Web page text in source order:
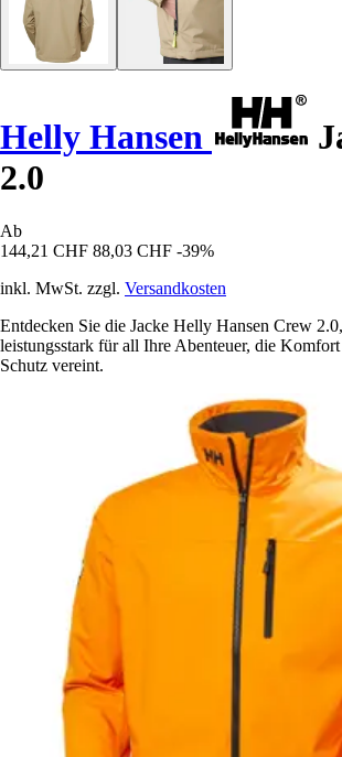
Helly Hansen
2.0
Ab
144,21 CHF 88,03 CHF -39%
inkl. MwSt. zzgl. Versandkosten
Entdecken Sie die Jacke Helly Hansen Crew
leistungsstark für all Ihre Abenteuer, die
Schutz vereint.